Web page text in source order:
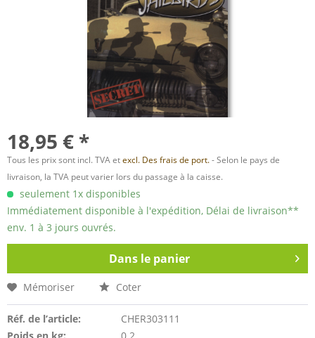
18,95 € *
Tous les prix sont incl. TVA etexcl. Des frais de port.- Selon le pays de
livraison, la TVA peut varier lors du passage à la caisse.
seulement 1x disponibles
Immédiatement disponible à l'expédition, Délai de livraison**
env. 1 à 3 jours ouvrés.
Dans le panier
Mémoriser Coter
Réf. de l’article:
CHER303111